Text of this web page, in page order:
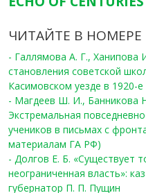
ЧИТАЙТЕ В НОМЕРЕ
- Галлямова А. Г.,
становления советской
Касимовском уезде в 1920-е
- Магдеев Ш. И., Банникова
Экстремальная
учеников в письмах с
материалам ГА РФ)
- Долгов Е. Б. «Существует
неограниченная власть»:
губернатор П. П. Пущин